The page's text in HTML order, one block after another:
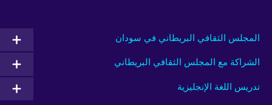
المجلس الثقافي البريطاني في سودان
الشراكة مع المجلس الثقافي البريطاني
تدريس اللغة الإنجليزية